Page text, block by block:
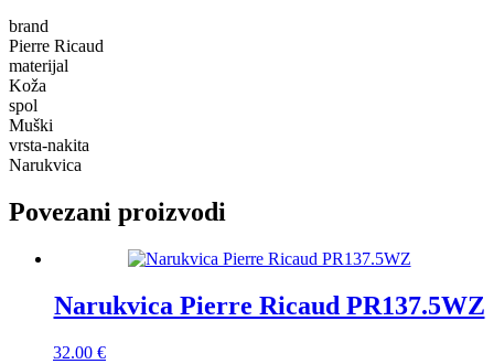
brand
Pierre Ricaud
materijal
Koža
spol
Muški
vrsta-nakita
Narukvica
Povezani proizvodi
Narukvica Pierre Ricaud PR137.5WZ
32.00 €